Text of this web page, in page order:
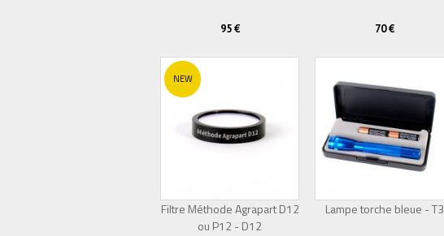
95 € 70 €
NEW
Filtre Méthode Agrapart D12
ou P12 - D12
Lampe torche bleue - T3